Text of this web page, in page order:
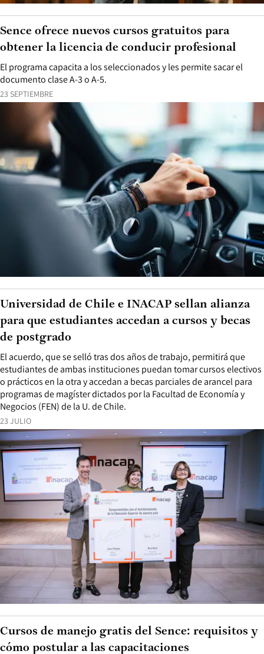
23 SEPTIEMBRE
El programa capacita a los seleccionados y les permite sacar el
documento clase A-3 o A-5.
Sence ofrece nuevos cursos gratuitos para
obtener la licencia de conducir profesional
23 JULIO
El acuerdo, que se selló tras dos años de trabajo, permitirá que
estudiantes de ambas instituciones puedan tomar cursos electivos
o prácticos en la otra y accedan a becas parciales de arancel para
programas de magíster dictados por la Facultad de Economía y
Negocios (FEN) de la U. de Chile.
Universidad de Chile e INACAP sellan alianza
para que estudiantes accedan a cursos y becas
de postgrado
Cursos de manejo gratis del Sence: requisitos y
cómo postular a las capacitaciones